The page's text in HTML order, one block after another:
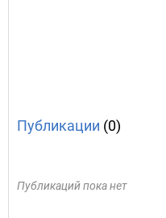
Публикации (0)
Публикаций пока нет